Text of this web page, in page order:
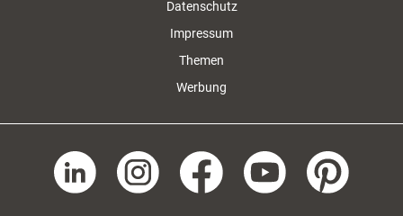
Datenschutz
Impressum
Themen
Werbung